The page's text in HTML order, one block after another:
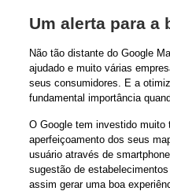
Um alerta para a
Não tão distante do Google
ajudado e muito várias
seus consumidores. E a
fundamental importância
O Google tem investido muito
aperfeiçoamento dos seus
usuário através de
sugestão de
assim gerar uma boa